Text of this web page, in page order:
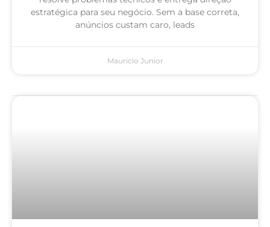
estratégica para seu negócio. Sem a base correta,
anúncios custam caro, leads
Mauricio Junior